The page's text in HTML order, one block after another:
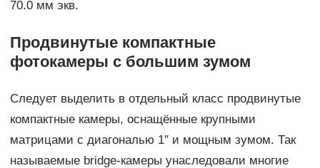
70.0 мм экв.
Продвинутые компактные
фотокамеры с большим зумом
Следует выделить в отдельный класс продвинутые
компактные камеры, оснащённые крупными
матрицами с диагональю 1″ и мощным зумом. Так
называемые bridge-камеры унаследовали многие